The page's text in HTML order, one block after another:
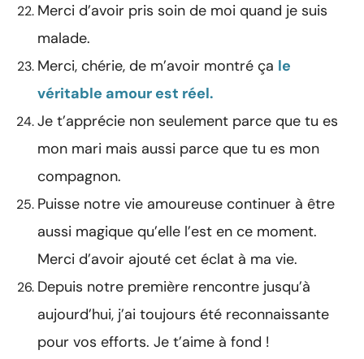
Merci d’avoir pris soin de moi quand je suis
malade.
Merci, chérie, de m’avoir montré ça le
véritable amour est réel.
Je t’apprécie non seulement parce que tu es
mon mari mais aussi parce que tu es mon
compagnon.
Puisse notre vie amoureuse continuer à être
aussi magique qu’elle l’est en ce moment.
Merci d’avoir ajouté cet éclat à ma vie.
Depuis notre première rencontre jusqu’à
aujourd’hui, j’ai toujours été reconnaissante
pour vos efforts. Je t’aime à fond !